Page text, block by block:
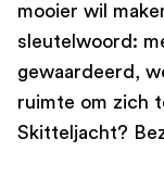
mooier wil
sleutelwoord:
gewaardeerd,
ruimte om zich
Skitteljacht?